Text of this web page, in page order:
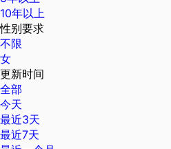
10年以上
性别要求
不限
女
更新时间
全部
今天
最近3天
最近7天